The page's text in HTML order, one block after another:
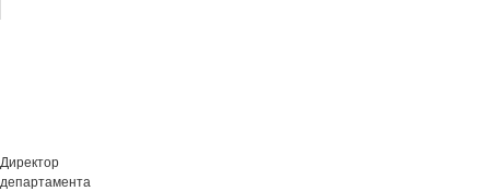
Директор
департамента